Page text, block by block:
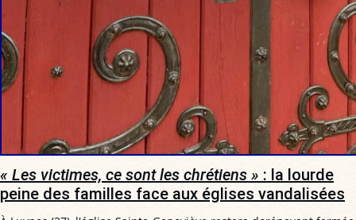
« Les victimes, ce sont les chrétiens » : la lourde
peine des familles face aux églises vandalisées